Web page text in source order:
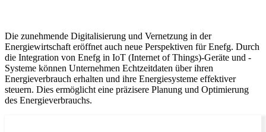
Die zunehmende Digitalisierung und Vernetzung in der
Energiewirtschaft eröffnet auch neue Perspektiven für Enefg. Durch
die Integration von Enefg in IoT (Internet of Things)-Geräte und -
Systeme können Unternehmen Echtzeitdaten über ihren
Energieverbrauch erhalten und ihre Energiesysteme effektiver
steuern. Dies ermöglicht eine präzisere Planung und Optimierung
des Energieverbrauchs.